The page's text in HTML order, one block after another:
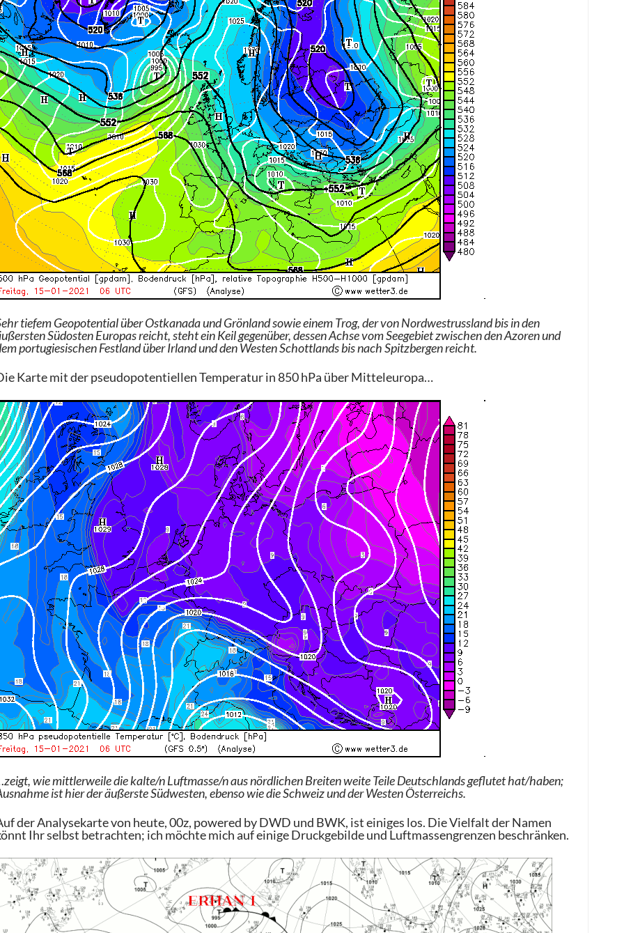
tiefem Geopotential über Ostkanada und Grönland sowie einem Trog, der von Nordwestrussland bis in den
Südosten Europas reicht, steht ein Keil gegenüber, dessen Achse vom Seegebiet zwischen den Azoren und
portugiesischen Festland über Irland und den Westen Schottlands bis nach Spitzbergen reicht.
Karte mit der pseudopotentiellen Temperatur in 850 hPa über Mitteleuropa…
wie mittlerweile die kalte/n Luftmasse/n aus nördlichen Breiten weite Teile Deutschlands geflutet hat/haben;
ist hier der äußerste Südwesten, ebenso wie die Schweiz und der Westen Österreichs.
der Analysekarte von heute, 00z, powered by DWD und BWK, ist einiges los. Die Vielfalt der Namen
Ihr selbst betrachten; ich möchte mich auf einige Druckgebilde und Luftmassengrenzen beschränken.